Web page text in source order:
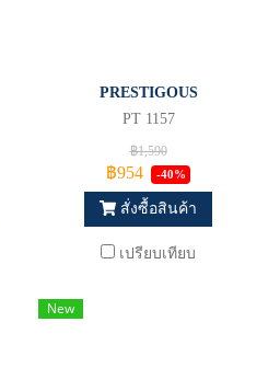
PRESTIGOUS
PT 1157
฿1,590
฿954 -40%
สั่งซื้อสินค้า
เปรียบเทียบ
New